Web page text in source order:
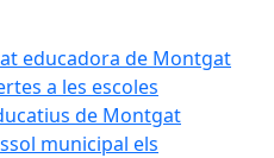
educadora de Montgat
a les escoles
de Montgat
municipal els